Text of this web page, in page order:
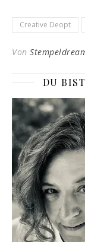
Creative Deopt
Von
DU